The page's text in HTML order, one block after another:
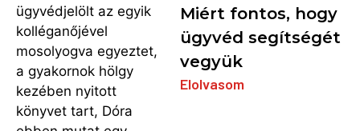
Miért fontos, hogy
ügyvéd segítségét
vegyük
Elolvasom